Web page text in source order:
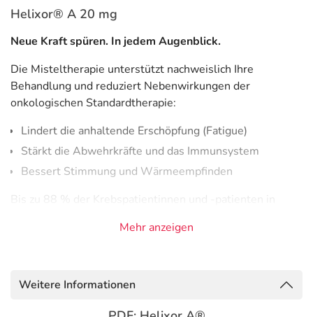
Helixor® A 20 mg
Neue Kraft spüren. In jedem Augenblick.
Die Misteltherapie unterstützt nachweislich Ihre
Behandlung und reduziert Nebenwirkungen der
onkologischen Standardtherapie:
Lindert die anhaltende Erschöpfung (Fatigue)
Stärkt die Abwehrkräfte und das Immunsystem
Bessert Stimmung und Wärmeempfinden
Bis zu 88 % der Krebspatientinnen und -patienten in
ergänzen und ihren Körper gezielt unterstützen. Bis zu 77
Die weißbeerige Mistel
Tannen, Kiefern und Laubbäumen wie z. B. Apfelbäumen.
Mehr anzeigen
Weitere Informationen